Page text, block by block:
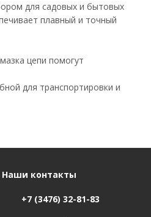
для садовых и бытовых
плавный и точный
цепи помогут
для транспортировки и
Наши контакты
+7 (3476) 32-81-83